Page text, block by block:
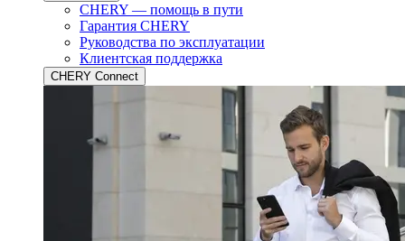
CHERY — помощь в пути
Гарантия CHERY
Руководства по эксплуатации
Клиентская поддержка
CHERY Connect